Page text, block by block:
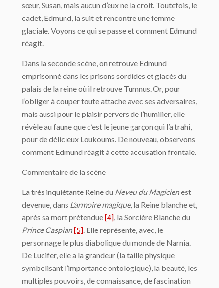
sœur, Susan, mais aucun d’eux ne la croit. Toutefois, le
cadet, Edmund, la suit et rencontre une femme
glaciale. Voyons ce qui se passe et comment Edmund
réagit.
Dans la seconde scène, on retrouve Edmund
emprisonné dans les prisons sordides et glacés du
palais de la reine où il retrouve Tumnus. Or, pour
l’obliger à couper toute attache avec ses adversaires,
mais aussi pour le plaisir pervers de l’humilier, elle
révèle au faune que c’est le jeune garçon qui l’a trahi,
pour de délicieux Loukoums. De nouveau, observons
comment Edmund réagit à cette accusation frontale.
Commentaire de la scène
La très inquiétante Reine du Neveu du Magicienest
devenue, dans L’armoire magique, la Reine blanche et,
après sa mort prétendue[4], la Sorcière Blanche du
Prince Caspian[5]. Elle représente, avec, le
personnage le plus diabolique du monde de Narnia.
De Lucifer, elle a la grandeur (la taille physique
symbolisant l’importance ontologique), la beauté, les
multiples pouvoirs, de connaissance, de fascination